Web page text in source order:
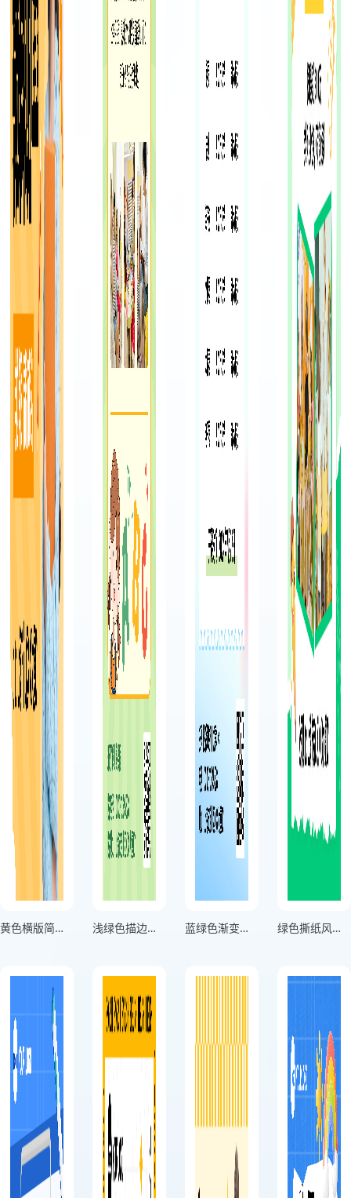
黄色横版简约风小初衔接预科班招生海报 浅绿色描边风幼小衔接班竖版暑期招生海报 蓝绿色渐变风音乐兴趣班竖版招新海报 绿色撕纸风幼小衔接班方形招生宣传海报